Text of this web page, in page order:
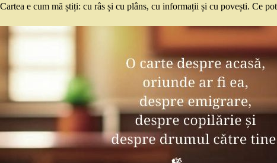
Cartea e cum mă știți: cu râs și cu plâns, cu informații și cu povești. Ce